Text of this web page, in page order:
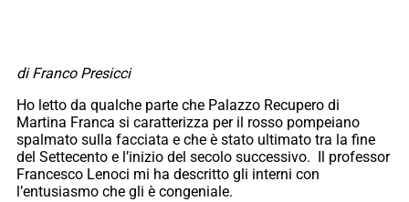
di Franco Presicci
Ho letto da qualche parte che Palazzo Recupero di
Martina Franca si caratterizza per il rosso pompeiano
spalmato sulla facciata e che è stato ultimato tra la fine
del Settecento e l’inizio del secolo successivo. Il professor
Francesco Lenoci mi ha descritto gli interni con
l’entusiasmo che gli è congeniale.